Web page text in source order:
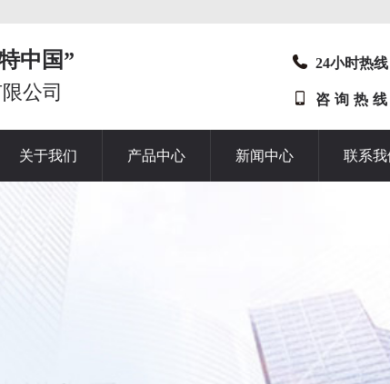
中国”
公司
24小时热线
咨 询 热 线
关于我们 产品中心 新闻中心 联系我